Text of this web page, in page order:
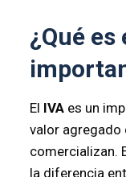
¿Qué es
El IVAes un
valor agregado
comercializan.
la diferencia